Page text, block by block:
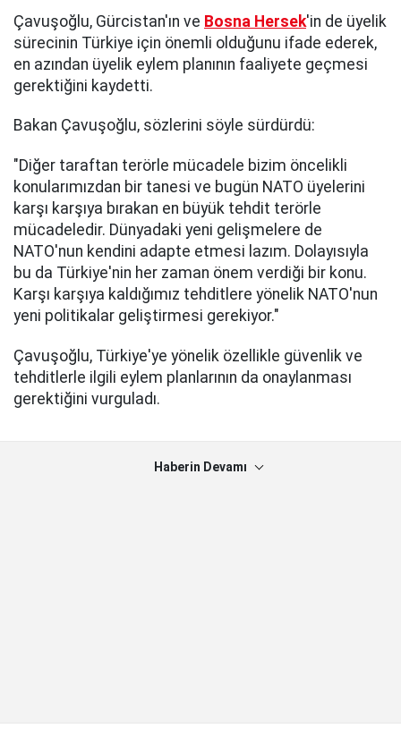
Çavuşoğlu, Gürcistan'ın ve Bosna Hersek'in de üyelik
sürecinin Türkiye için önemli olduğunu ifade ederek,
en azından üyelik eylem planının faaliyete geçmesi
gerektiğini kaydetti.
Bakan Çavuşoğlu, sözlerini söyle sürdürdü:
"Diğer taraftan terörle mücadele bizim öncelikli
konularımızdan bir tanesi ve bugün NATO üyelerini
karşı karşıya bırakan en büyük tehdit terörle
mücadeledir. Dünyadaki yeni gelişmelere de
NATO'nun kendini adapte etmesi lazım. Dolayısıyla
bu da Türkiye'nin her zaman önem verdiği bir konu.
Karşı karşıya kaldığımız tehditlere yönelik NATO'nun
yeni politikalar geliştirmesi gerekiyor."
Çavuşoğlu, Türkiye'ye yönelik özellikle güvenlik ve
tehditlerle ilgili eylem planlarının da onaylanması
gerektiğini vurguladı.
Haberin Devamı